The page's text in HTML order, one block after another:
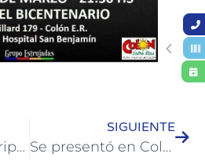
Abiertas las inscripciones a las becas secundarias del Instituto Becario en Colón
SIGUIENTE
Se presentó en Colón la 57ª edición de la Semana de la Cerveza de Paysandú